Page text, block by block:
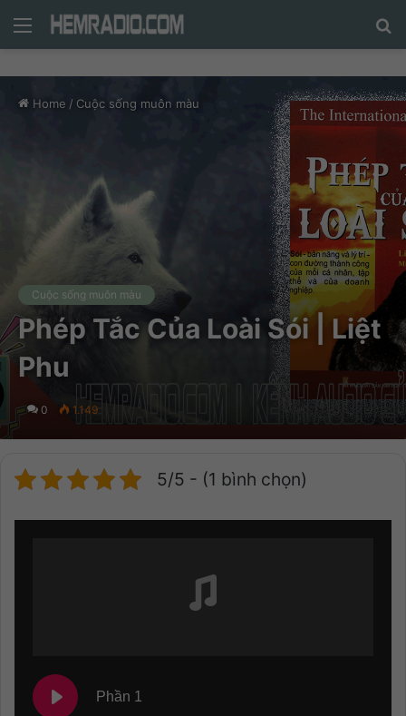
Menu
Home / Cuộc sống muôn màu
Cuộc sống muôn màu
Phép Tắc Của Loài Sói | Liệt
Phu
0 1.149
5/5 - (1 bình chọn)
Phần 1